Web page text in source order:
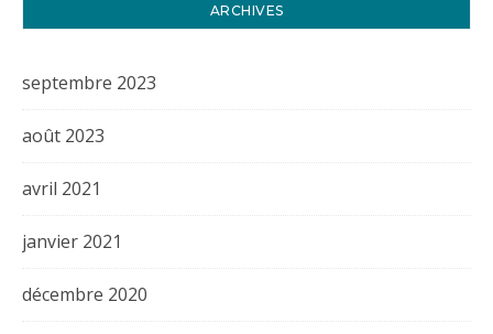
ARCHIVES
septembre 2023
août 2023
avril 2021
janvier 2021
décembre 2020